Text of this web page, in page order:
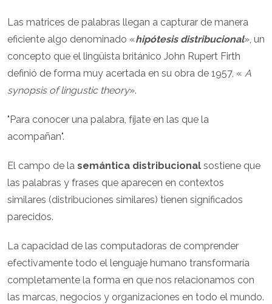
Las matrices de palabras llegan a capturar de manera
eficiente algo denominado «hipótesis distribucional», un
concepto que el lingüista británico John Rupert Firth
definió de forma muy acertada en su obra de 1957, « A
synopsis of lingustic theory».
"Para conocer una palabra, fíjate en las que la
acompañan".
El campo de la semántica distribucional sostiene que
las palabras y frases que aparecen en contextos
similares (distribuciones similares) tienen significados
parecidos.
La capacidad de las computadoras de comprender
efectivamente todo el lenguaje humano transformaría
completamente la forma en que nos relacionamos con
las marcas, negocios y organizaciones en todo el mundo.